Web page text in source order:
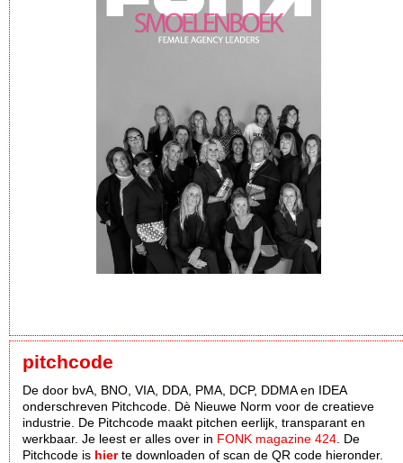
pitchcode
De door bvA, BNO, VIA, DDA, PMA, DCP, DDMA en IDEA
onderschreven Pitchcode. Dè Nieuwe Norm voor de creatieve
industrie. De Pitchcode maakt pitchen eerlijk, transparant en
werkbaar. Je leest er alles over in FONK magazine 424 . De
Pitchcode is hierte downloaden of scan de QR code hieronder.